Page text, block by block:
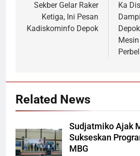
pos
Sekber Gelar Raker
Ketiga, Ini Pesan
Kadiskominfo Depok
Ka
Related News
Sudjatmiko Ajak
Sukseskan
MBG